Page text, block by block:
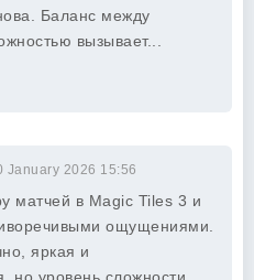
Баланс между
вызывает...
January 2026 15:56
матчей в Magic Tiles 3 и
ощущениями.
яркая и